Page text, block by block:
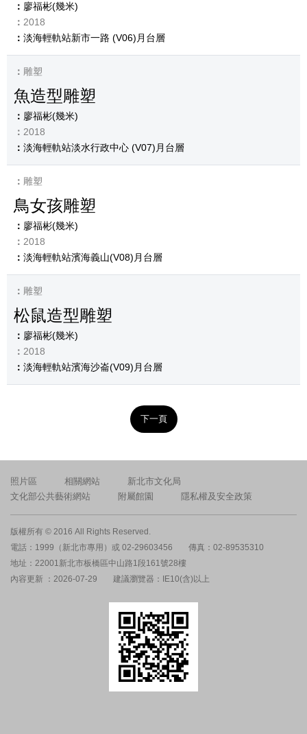
廖福彬(幾米)
2018
淡海輕軌站新市一路 (V06)月台層
雕塑
魚造型雕塑
廖福彬(幾米)
2018
淡海輕軌站淡水行政中心 (V07)月台層
雕塑
鳥女孩雕塑
廖福彬(幾米)
2018
淡海輕軌站濱海義山(V08)月台層
雕塑
松鼠造型雕塑
廖福彬(幾米)
2018
淡海輕軌站濱海沙崙(V09)月台層
下一頁
照片區 相關網站
新北市文化局
文化部公共藝術網站
附屬館園 隱私權及安全政策
版權所有 © 2016 All Rights Reserved.
電話：1999（新北市專用）或 02-29603456
傳真：02-89535310
地址：22001新北市板橋區中山路1段161號28樓
內容更新 ：2026-07-29
建議瀏覽器：IE10(含)以上